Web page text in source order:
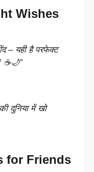
Wishes
– यही है परफेक्ट
☕🌙”
दुनिया में खो
for Friends